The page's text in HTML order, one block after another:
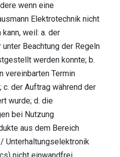
wenn eine
Elektrotechnik nicht
weil: a. der
Beachtung der Regeln
werden konnte; b.
vereinbarten Termin
der Auftrag während der
wurde; d. die
bei Nutzung
aus dem Bereich
Unterhaltungselektronik